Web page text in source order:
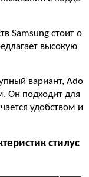
Samsung стоит о
высокую
вариант, Ado
Он подходит для
удобством и
стилус